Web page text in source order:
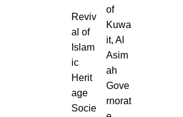
Reviv
al of
Islam
ic
Herit
age
Socie
of
Kuwa
it, Al
Asim
ah
Gove
rnorat